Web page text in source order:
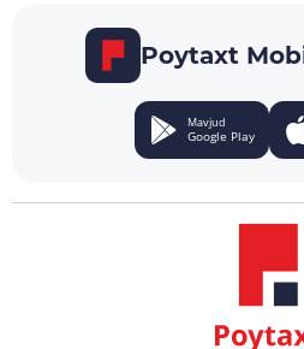
Poytaxt
Mavjud
Google Play